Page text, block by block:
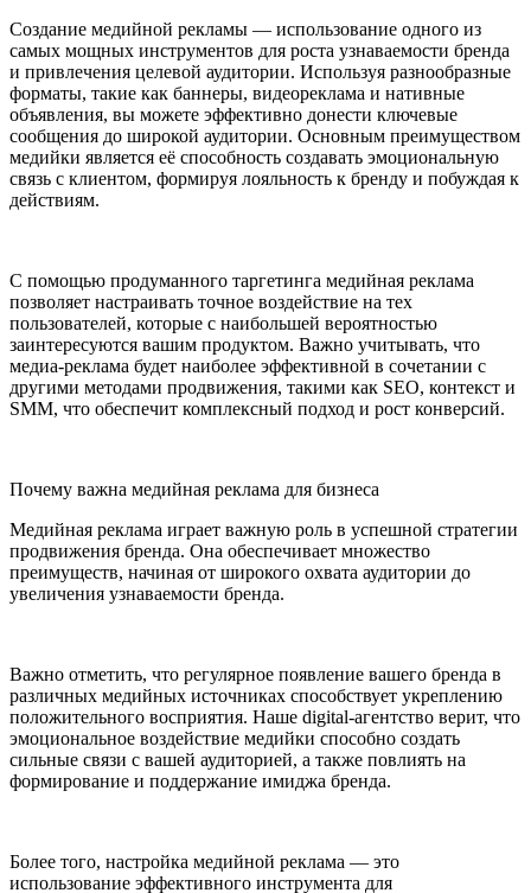
Создание медийной рекламы — использование одного из
самых мощных инструментов для роста узнаваемости бренда
и привлечения целевой аудитории. Используя разнообразные
форматы, такие как баннеры, видеореклама и нативные
объявления, вы можете эффективно донести ключевые
сообщения до широкой аудитории. Основным преимуществом
медийки является её способность создавать эмоциональную
связь с клиентом, формируя лояльность к бренду и побуждая к
действиям.
С помощью продуманного таргетинга медийная реклама
позволяет настраивать точное воздействие на тех
пользователей, которые с наибольшей вероятностью
заинтересуются вашим продуктом. Важно учитывать, что
медиа-реклама будет наиболее эффективной в сочетании с
другими методами продвижения, такими как SEO, контекст и
SMM, что обеспечит комплексный подход и рост конверсий.
Почему важна медийная реклама для бизнеса
Медийная реклама играет важную роль в успешной стратегии
продвижения бренда. Она обеспечивает множество
преимуществ, начиная от широкого охвата аудитории до
увеличения узнаваемости бренда.
Важно отметить, что регулярное появление вашего бренда в
различных медийных источниках способствует укреплению
положительного восприятия. Наше digital-агентство верит, что
эмоциональное воздействие медийки способно создать
сильные связи с вашей аудиторией, а также повлиять на
формирование и поддержание имиджа бренда.
Более того, настройка медийной реклама — это
использование эффективного инструмента для